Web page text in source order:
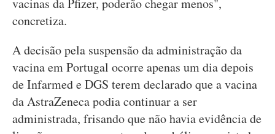
vacinas da Pfizer, poderão chegar menos",
concretiza.
A decisão pela suspensão da administração da
vacina em Portugal ocorre apenas um dia depois
de Infarmed e DGS terem declarado que a vacina
da AstraZeneca podia continuar a ser
administrada, frisando que não havia evidência de